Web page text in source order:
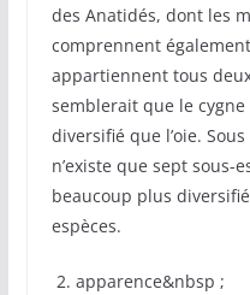
des Anatidés, dont les
comprennent
appartiennent tous
semblerait que le
diversifié que l’oie.
n’existe que sept sous-
beaucoup plus
espèces.
2. apparence&nbsp ;